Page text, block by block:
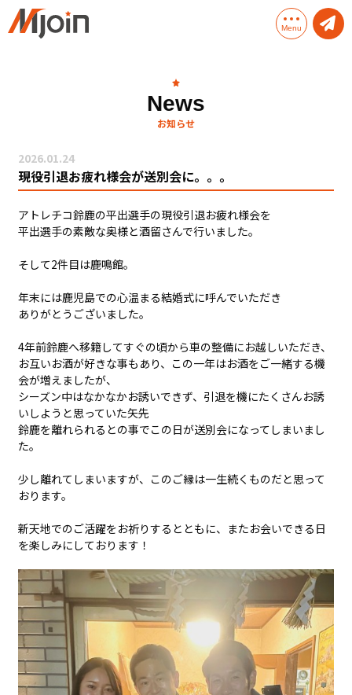
Mjoinソリューション
会社概要
休み : 土曜日 ＆ 祝祭日
Menu
News
お知らせ
2026.01.24
現役引退お疲れ様会が送別会に。。。
アトレチコ鈴鹿の平出選手の現役引退お疲れ様会を
平出選手の素敵な奥様と酒留さんで行いました。
そして2件目は鹿鳴館。
年末には鹿児島での心温まる結婚式に呼んでいただき
ありがとうございました。
4年前鈴鹿へ移籍してすぐの頃から車の整備にお越しいただき、
お互いお酒が好きな事もあり、この一年はお酒をご一緒する機
会が増えましたが、
シーズン中はなかなかお誘いできず、引退を機にたくさんお誘
いしようと思っていた矢先
鈴鹿を離れられるとの事でこの日が送別会になってしまいまし
た。
少し離れてしまいますが、このご縁は一生続くものだと思って
おります。
新天地でのご活躍をお祈りするとともに、またお会いできる日
を楽しみにしております！